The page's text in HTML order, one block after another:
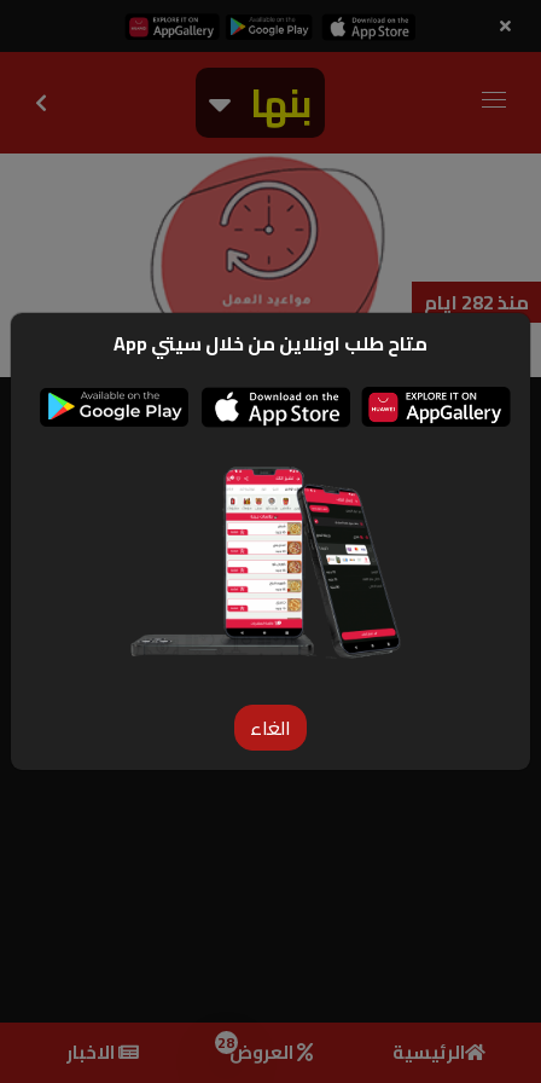
بنها
منذ 282 ايام
سيتي اب متاح
متابعة
الرئيسية العروض28 الاخبار
متاح طلب اونلاين من خلال سيتي App
الغاء